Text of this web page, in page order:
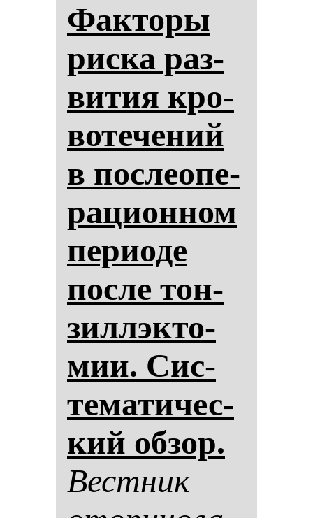
Фак­то­ры
рис­ка раз­
ви­тия кро­
во­те­че­ний
в пос­ле­опе­
ра­ци­он­ном
пе­ри­оде
пос­ле тон­
зил­лэк­то­
мии. Сис­
те­ма­ти­чес­
кий об­зор.
Вес­тник